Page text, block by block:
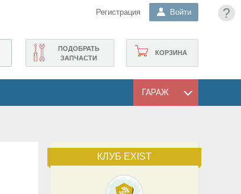
?
Регистрация Войти
КОРЗИНА
ПОДОБРАТЬ
ЗАПЧАСТИ
ГАРАЖ
КЛУБ EXIST